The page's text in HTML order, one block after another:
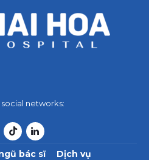
social networks:
bác sĩ Dịch vụ